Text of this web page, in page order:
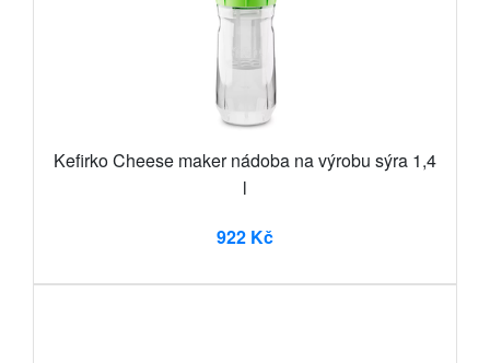
Kefirko Cheese maker nádoba na výrobu sýra 1,4
l
922 Kč